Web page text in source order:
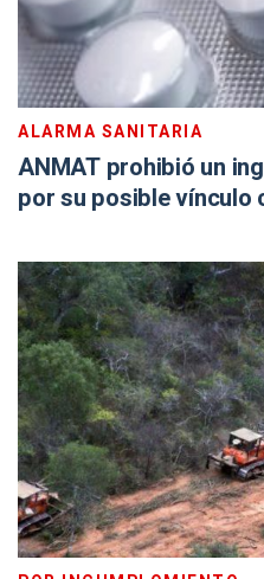
ALARMA SANITARIA
ANMAT prohibió un
por su posible vínculo